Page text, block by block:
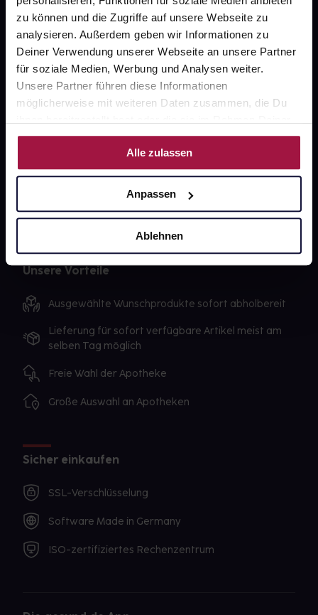
zu können und die Zugriffe auf unsere Webseite zu
analysieren. Außerdem geben wir Informationen zu
Deiner Verwendung unserer Webseite an unsere Partner
für soziale Medien, Werbung und Analysen weiter.
Unsere Partner führen diese Informationen
möglicherweise mit weiteren Daten zusammen, die Du
Nutzung der Dienste gesammelt haben.
Alle zulassen
Anpassen
Ablehnen
Karriere
Newsletter
Barrierefreiheitserklärung
PAYBACK
gesund-versorger.de
Sanitätshäuser
Impressum
Unsere Vorteile
Ausgewählte Wunschprodukte sofort abholbereit
Lieferung für sofort verfügbare Artikel meist am
selben Tag möglich
Freie Wahl der Apotheke
Große Auswahl an Apotheken
Sicher einkaufen
SSL-Verschlüsselung
Software Made in Germany
ISO-zertifiziertes Rechenzentrum